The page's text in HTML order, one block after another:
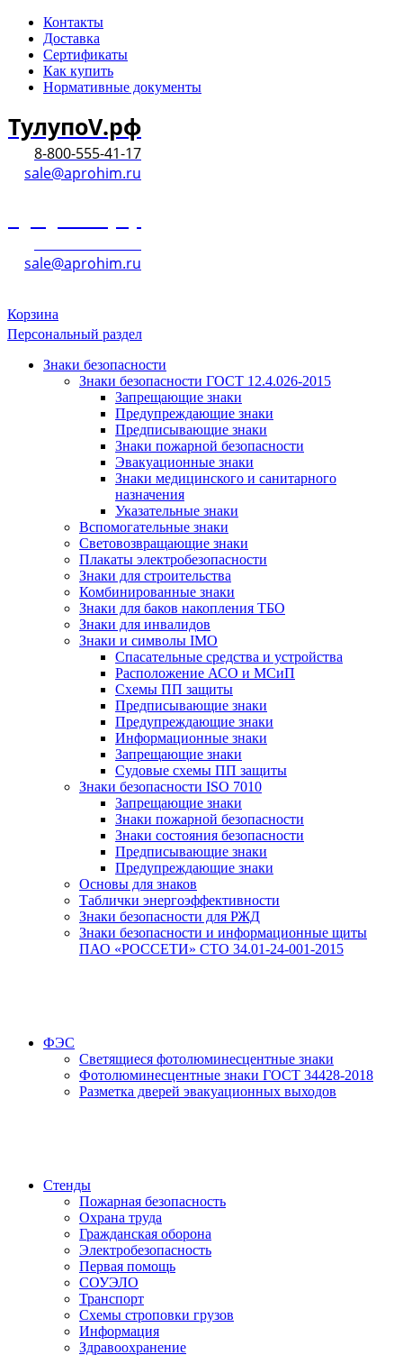
Контакты
Доставка
Сертификаты
Как купить
Нормативные документы
ТулупоV.рф
8-800-555-41-17
sale@aprohim.ru
sale@aprohim.ru
Корзина
Персональный раздел
Знаки безопасности
Знаки безопасности ГОСТ 12.4.026-2015
Запрещающие знаки
Предупреждающие знаки
Предписывающие знаки
Знаки пожарной безопасности
Эвакуационные знаки
Знаки медицинского и санитарного
назначения
Указательные знаки
Вспомогательные знаки
Световозвращающие знаки
Плакаты электробезопасности
Знаки для строительства
Комбинированные знаки
Знаки для баков накопления ТБО
Знаки для инвалидов
Знаки и символы IMO
Спасательные средства и устройства
Расположение АСО и МСиП
Схемы ПП защиты
Предписывающие знаки
Предупреждающие знаки
Информационные знаки
Запрещающие знаки
Судовые схемы ПП защиты
Знаки безопасности ISO 7010
Запрещающие знаки
Знаки пожарной безопасности
Знаки состояния безопасности
Предписывающие знаки
Предупреждающие знаки
Основы для знаков
Таблички энергоэффективности
Знаки безопасности для РЖД
Знаки безопасности и информационные щиты
ПАО «РОССЕТИ» СТО 34.01-24-001-2015
ФЭС
Светящиеся фотолюминесцентные знаки
Фотолюминесцентные знаки ГОСТ 34428-2018
Разметка дверей эвакуационных выходов
Стенды
Пожарная безопасность
Охрана труда
Гражданская оборона
Электробезопасность
Первая помощь
СОУЭЛО
Транспорт
Схемы строповки грузов
Информация
Здравоохранение